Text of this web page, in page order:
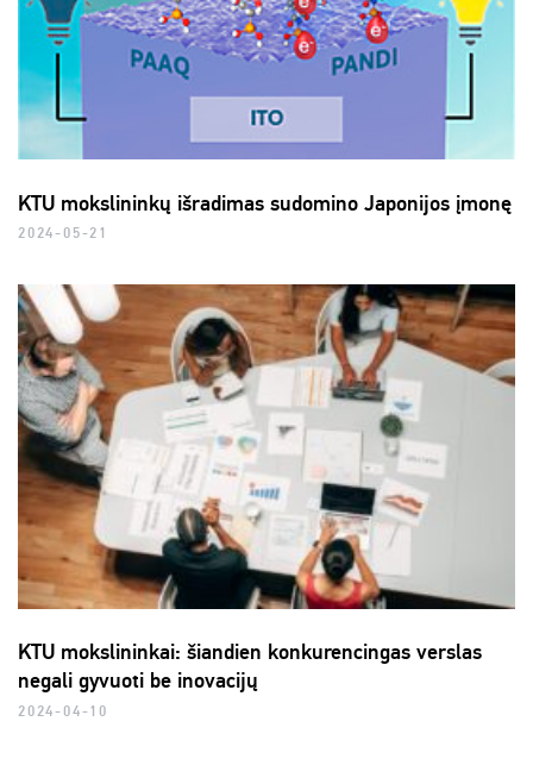
KTU mokslininkų išradimas sudomino Japonijos įmonę
2024-05-21
KTU mokslininkai: šiandien konkurencingas verslas
negali gyvuoti be inovacijų
2024-04-10